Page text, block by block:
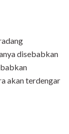
disebabkan
akan terdengar